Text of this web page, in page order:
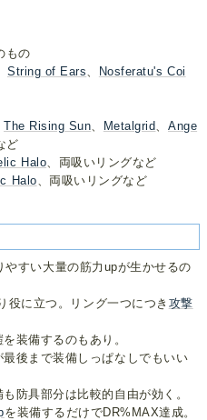
もの
String of Ears
Nosferatu's Coi
The Rising Sun Metalgrid 、Ange
ど
Halo 、両吸いリングなど
Halo 、両吸いリングなど
やすい大量の筋力upが生かせるの
役に立つ。リング一つにつき 攻撃
装備するのもあり。
後まで装備しっぱなしでもいい
防具部分は比較的自由が効く。
を装備するだけでDR%MAX達成。